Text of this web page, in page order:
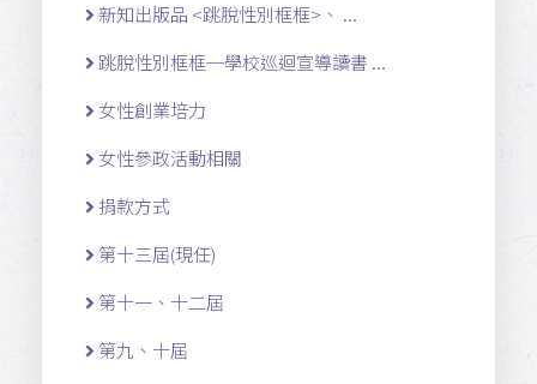
新知出版品 <跳脫性別框框>、 ...
跳脫性別框框─學校巡迴宣導讀書 ...
女性創業培力
女性參政活動相關
捐款方式
第十三屆(現任)
第十一 、十二 屆
第九、十屆